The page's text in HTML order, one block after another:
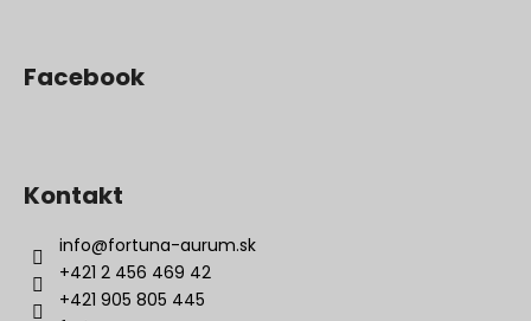
Facebook
Kontakt
info@fortuna-aurum.sk
+421 2 456 469 42
+421 905 805 445